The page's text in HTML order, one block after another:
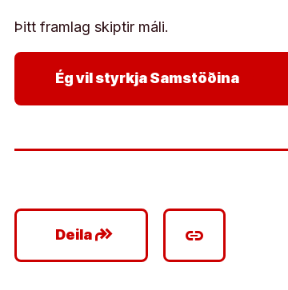
Þitt framlag skiptir máli.
Ég vil styrkja Samstöðina
Deilagoogle_plus_reshare link